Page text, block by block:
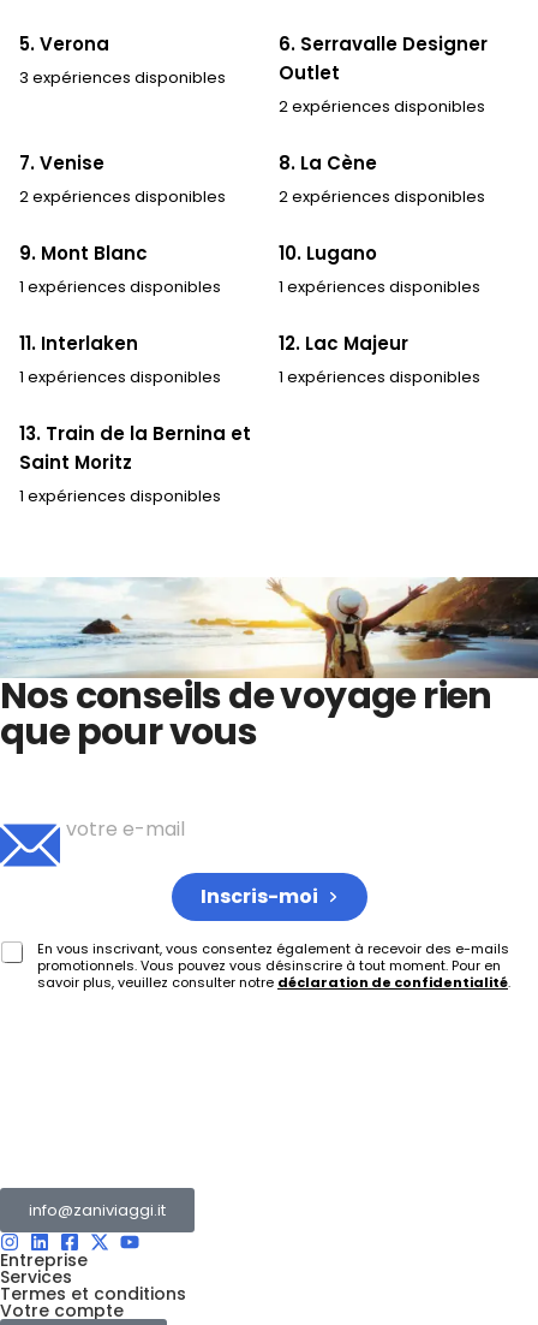
5. Verona
3 expériences disponibles
6. Serravalle Designer
Outlet
2 expériences disponibles
7. Venise
2 expériences disponibles
8. La Cène
2 expériences disponibles
9. Mont Blanc
1 expériences disponibles
10. Lugano
1 expériences disponibles
11. Interlaken
1 expériences disponibles
12. Lac Majeur
1 expériences disponibles
13. Train de la Bernina et
Saint Moritz
1 expériences disponibles
Nos conseils de voyage rien
que pour vous
Inscrivez-vous pour recevoir votre dose hebdomadaire
En vous inscrivant, vous consentez également à recevoir des e-mails
promotionnels. Vous pouvez vous désinscrire à tout moment. Pour en
savoir plus, veuillez consulter notre déclaration de confidentialité.
Inscris-moi
info@zaniviaggi.it
Entreprise
Services
Termes et conditions
Votre compte